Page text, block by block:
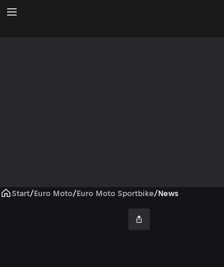
Start/Euro Moto/Euro Moto Sportbike/News